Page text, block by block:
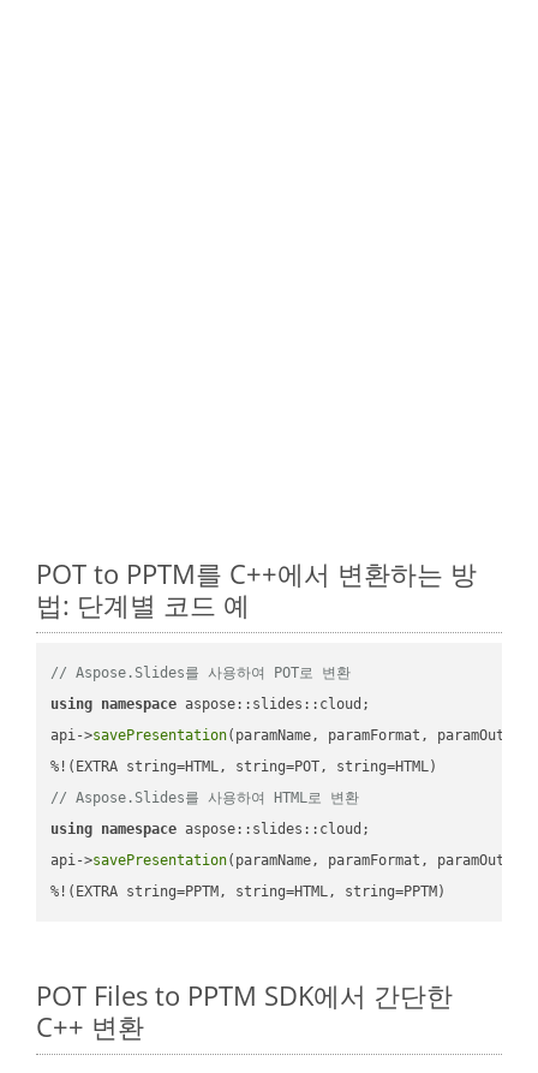
POT to PPTM를 C++에서 변환하는 방
법: 단계별 코드 예
// Aspose.Slides를 사용하여 POT로 변환
using namespace aspose::slides::cloud;
api->savePresentation(paramName, paramFormat,
// Aspose.Slides를 사용하여 HTML로 변환
using namespace aspose::slides::cloud;
api->savePresentation(paramName, paramFormat,
%!(EXTRA string=PPTM, string=HTML, string=PPTM)
POT Files to PPTM SDK에서 간단한
C++ 변환